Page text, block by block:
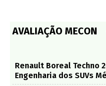
AVALIAÇÃO MECON
Renault Boreal Techno
Engenharia dos SUVs